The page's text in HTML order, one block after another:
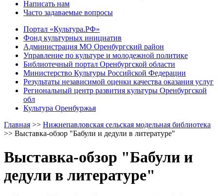
Написать нам
Часто задаваемые вопросы
Портал «Культура.РФ»
Фонд культурных инициатив
Администрация МО Оренбургский район
Управление по культуре и молодежной политике
Библиотечный портал Оренбургской области
Министерство Культуры Российской Федерации
Результаты независимой оценки качества оказания услуг
Региональный центр развития культуры Оренбургской
обл
Культура Оренбуржья
Главная >> Нижнепавловская сельская модельная библиотека
>> Выставка-обзор "Бабули и дедули в литературе"
Выставка-обзор "Бабули и
дедули в литературе"